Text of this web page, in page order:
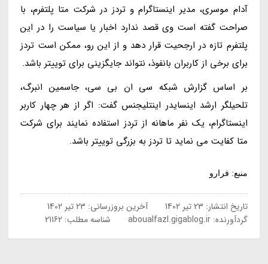
آدام موسری، مدیر اینستاگرام و تردز در شرکت متا پلتفرم، با
صراحت گفته است وی قصد ندارد اخبار یا سیاست را در این
پلتفرم تازه در ارجحیت قرار دهد و از این رو، ممکن است تردز
برای برخی از کاربران بانفوذ، نتواند جایگزینی برای توییتر باشد.
بر اساس گزارش شبکه سی ان بی سی، جاسمین انبرگ،
تلحیلگر ارشد اینسایدر اینتلیجنس گفت: اگر از هر چهار کاربر
اینستاگرام، یک نفر ماهانه از تردز استفاده نمایند برای شرکت
متا کفایت می نماید تا تردز به بزرگی توییتر باشد.
منبع: فرارو
تاریخ انتشار: 23 تیر 1402 آخرین بروزرسانی: 23 تیر 1402
گردآورنده:aboualfazl.gigablog.ir شناسه مطلب: 21162